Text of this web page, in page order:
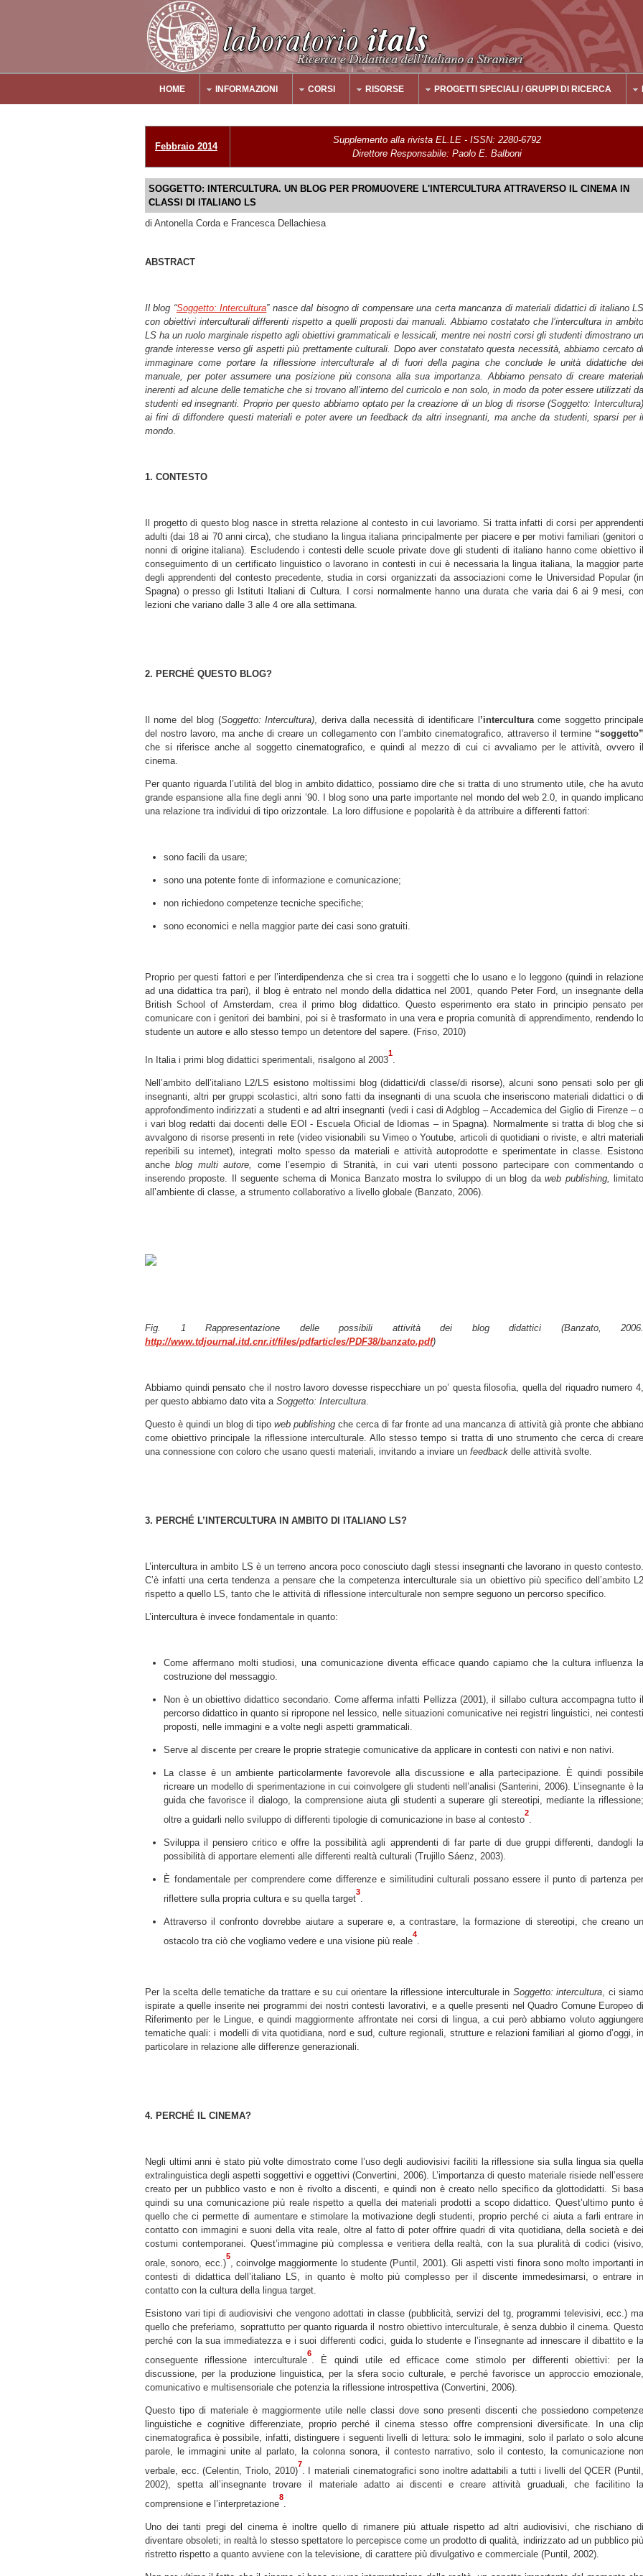
Main Menu
HOME INFORMAZIONI CORSI RISORSE PROGETTI SPECIALI / GRUPPI DI RICERCA
Febbraio 2014
Supplemento alla rivista EL.LE - ISSN: 2280-6792
Direttore Responsabile: Paolo E. Balboni
SOGGETTO: INTERCULTURA. UN BLOG PER PROMUOVERE L'INTERCULTURA ATTRAVERSO IL CINEMA IN
CLASSI DI ITALIANO LS
di Antonella Corda e Francesca Dellachiesa
ABSTRACT
Il blog “Soggetto: Intercultura” nasce dal bisogno di compensare una certa mancanza di materiali didattici di italiano LS
con obiettivi interculturali differenti rispetto a quelli proposti dai manuali. Abbiamo costatato che l’intercultura in ambito
LS ha un ruolo marginale rispetto agli obiettivi grammaticali e lessicali, mentre nei nostri corsi gli studenti dimostrano un
grande interesse verso gli aspetti più prettamente culturali. Dopo aver constatato questa necessità, abbiamo cercato di
immaginare come portare la riflessione interculturale al di fuori della pagina che conclude le unità didattiche del
manuale, per poter assumere una posizione più consona alla sua importanza. Abbiamo pensato di creare materiali
inerenti ad alcune delle tematiche che si trovano all’interno del curricolo e non solo, in modo da poter essere utilizzati da
studenti ed insegnanti. Proprio per questo abbiamo optato per la creazione di un blog di risorse (Soggetto: Intercultura)
ai fini di diffondere questi materiali e poter avere un feedback da altri insegnanti, ma anche da studenti, sparsi per il
mondo.
1. CONTESTO
Il progetto di questo blog nasce in stretta relazione al contesto in cui lavoriamo. Si tratta infatti di corsi per apprendenti
adulti (dai 18 ai 70 anni circa), che studiano la lingua italiana principalmente per piacere e per motivi familiari (genitori o
nonni di origine italiana). Escludendo i contesti delle scuole private dove gli studenti di italiano hanno come obiettivo il
conseguimento di un certificato linguistico o lavorano in contesti in cui è necessaria la lingua italiana, la maggior parte
degli apprendenti del contesto precedente, studia in corsi organizzati da associazioni come le Universidad Popular (in
Spagna) o presso gli Istituti Italiani di Cultura. I corsi normalmente hanno una durata che varia dai 6 ai 9 mesi, con
lezioni che variano dalle 3 alle 4 ore alla settimana.
2. PERCHÉ QUESTO BLOG?
Il nome del blog (Soggetto: Intercultura), deriva dalla necessità di identificare l ’interculturacome soggetto principale
del nostro lavoro, ma anche di creare un collegamento con l’ambito cinematografico, attraverso il termine “soggetto”
che si riferisce anche al soggetto cinematografico, e quindi al mezzo di cui ci avvaliamo per le attività, ovvero il
cinema.
Per quanto riguarda l’utilità del blog in ambito didattico, possiamo dire che si tratta di uno strumento utile, che ha avuto
grande espansione alla fine degli anni ’90. I blog sono una parte importante nel mondo del web 2.0, in quando implicano
una relazione tra individui di tipo orizzontale. La loro diffusione e popolarità è da attribuire a differenti fattori:
sono facili da usare;
sono una potente fonte di informazione e comunicazione;
non richiedono competenze tecniche specifiche;
sono economici e nella maggior parte dei casi sono gratuiti.
Proprio per questi fattori e per l’interdipendenza che si crea tra i soggetti che lo usano e lo leggono (quindi in relazione
ad una didattica tra pari), il blog è entrato nel mondo della didattica nel 2001, quando Peter Ford, un insegnante della
British School of Amsterdam, crea il primo blog didattico. Questo esperimento era stato in principio pensato per
comunicare con i genitori dei bambini, poi si è trasformato in una vera e propria comunità di apprendimento, rendendo lo
studente un autore e allo stesso tempo un detentore del sapere. (Friso, 2010)
In Italia i primi blog didattici sperimentali, risalgono al 2003
1
.
Nell’ambito dell’italiano L2/LS esistono moltissimi blog (didattici/di classe/di risorse), alcuni sono pensati solo per gli
insegnanti, altri per gruppi scolastici, altri sono fatti da insegnanti di una scuola che inseriscono materiali didattici o di
approfondimento indirizzati a studenti e ad altri insegnanti (vedi i casi di Adgblog – Accademica del Giglio di Firenze – o
i vari blog redatti dai docenti delle EOI - Escuela Oficial de Idiomas – in Spagna). Normalmente si tratta di blog che si
avvalgono di risorse presenti in rete (video visionabili su Vimeo o Youtube, articoli di quotidiani o riviste, e altri materiali
reperibili su internet), integrati molto spesso da materiali e attività autoprodotte e sperimentate in classe. Esistono
ancheblog multi autore, come l’esempio di Stranità, in cui vari utenti possono partecipare con commentando o
inserendo proposte. Il seguente schema di Monica Banzato mostra lo sviluppo di un blog daweb publishing,
limitato
all’ambiente di classe, a strumento collaborativo a livello globale (Banzato, 2006).
Fig. 1 Rappresentazione delle possibili attività dei blog didattici (Banzato, 2006.
http://www.tdjournal.itd.cnr.it/files/pdfarticles/PDF38/banzato.pdf)
Abbiamo quindi pensato che il nostro lavoro dovesse rispecchiare un po’ questa filosofia, quella del riquadro numero 4,
per questo abbiamo dato vita a Soggetto: Intercultura.
Questo è quindi un blog di tipo web publishing che cerca di far fronte ad una mancanza di attività già pronte che abbiano
come obiettivo principale la riflessione interculturale. Allo stesso tempo si tratta di uno strumento che cerca di creare
una connessione con coloro che usano questi materiali, invitando a inviare un feedback delle attività svolte.
3. PERCHÉ L’INTERCULTURA IN AMBITO DI ITALIANO LS?
L’intercultura in ambito LS è un terreno ancora poco conosciuto dagli stessi insegnanti che lavorano in questo contesto.
C’è infatti una certa tendenza a pensare che la competenza interculturale sia un obiettivo più specifico dell’ambito L2
rispetto a quello LS, tanto che le attività di riflessione interculturale non sempre seguono un percorso specifico.
L’intercultura è invece fondamentale in quanto:
Come affermano molti studiosi, una comunicazione diventa efficace quando capiamo che la cultura influenza la
costruzione del messaggio.
Non è un obiettivo didattico secondario. Come afferma infatti Pellizza (2001), il sillabo cultura accompagna tutto il
percorso didattico in quanto si ripropone nel lessico, nelle situazioni comunicative nei registri linguistici, nei contesti
proposti, nelle immagini e a volte negli aspetti grammaticali.
Serve al discente per creare le proprie strategie comunicative da applicare in contesti con nativi e non nativi.
La classe è un ambiente particolarmente favorevole alla discussione e alla partecipazione. È quindi possibile
ricreare un modello di sperimentazione in cui coinvolgere gli studenti nell’analisi (Santerini, 2006). L’insegnante è la
guida che favorisce il dialogo, la comprensione aiuta gli studenti a superare gli stereotipi, mediante la riflessione;
oltre a guidarli nello sviluppo di differenti tipologie di comunicazione in base al contesto
2
.
Sviluppa il pensiero critico e offre la possibilità agli apprendenti di far parte di due gruppi differenti, dandogli la
possibilità di apportare elementi alle differenti realtà culturali (Trujillo Sáenz, 2003).
È fondamentale per comprendere come differenze e similitudini culturali possano essere il punto di partenza per
riflettere sulla propria cultura e su quella target
3
.
Attraverso il confronto dovrebbe aiutare a superare e, a contrastare, la formazione di stereotipi, che creano un
ostacolo tra ciò che vogliamo vedere e una visione più reale
4
.
Per la scelta delle tematiche da trattare e su cui orientare la riflessione interculturale in Soggetto: intercultura , ci siamo
ispirate a quelle inserite nei programmi dei nostri contesti lavorativi, e a quelle presenti nel Quadro Comune Europeo di
Riferimento per le Lingue, e quindi maggiormente affrontate nei corsi di lingua, a cui però abbiamo voluto aggiungere
tematiche quali: i modelli di vita quotidiana, nord e sud, culture regionali, strutture e relazioni familiari al giorno d’oggi, in
particolare in relazione alle differenze generazionali.
4. PERCHÉ IL CINEMA?
Negli ultimi anni è stato più volte dimostrato come l’uso degli audiovisivi faciliti la riflessione sia sulla lingua sia quella
extralinguistica degli aspetti soggettivi e oggettivi (Convertini, 2006). L’importanza di questo materiale risiede nell’essere
creato per un pubblico vasto e non è rivolto a discenti, e quindi non è creato nello specifico da glottodidatti. Si basa
quindi su una comunicazione più reale rispetto a quella dei materiali prodotti a scopo didattico. Quest’ultimo punto è
quello che ci permette di aumentare e stimolare la motivazione degli studenti, proprio perché ci aiuta a farli entrare in
contatto con immagini e suoni della vita reale, oltre al fatto di poter offrire quadri di vita quotidiana, della società e dei
costumi contemporanei. Quest’immagine più complessa e veritiera della realtà, con la sua pluralità di codici (visivo,
orale, sonoro, ecc.)
5
, coinvolge maggiormente lo studente (Puntil, 2001). Gli aspetti visti finora sono molto importanti in
contesti di didattica dell’italiano LS, in quanto è molto più complesso per il discente immedesimarsi, o entrare in
contatto con la cultura della lingua target.
Esistono vari tipi di audiovisivi che vengono adottati in classe (pubblicità, servizi del tg, programmi televisivi, ecc.) ma
quello che preferiamo, soprattutto per quanto riguarda il nostro obiettivo interculturale, è senza dubbio il cinema. Questo
perché con la sua immediatezza e i suoi differenti codici, guida lo studente e l’insegnante ad innescare il dibattito e la
conseguente riflessione interculturale
6
. È quindi utile ed efficace come stimolo per differenti obiettivi: per la
discussione, per la produzione linguistica, per la sfera socio culturale, e perché favorisce un approccio emozionale,
comunicativo e multisensoriale che potenzia la riflessione introspettiva (Convertini, 2006).
Questo tipo di materiale è maggiormente utile nelle classi dove sono presenti discenti che possiedono competenze
linguistiche e cognitive differenziate, proprio perché il cinema stesso offre comprensioni diversificate. In una clip
cinematografica è possibile, infatti, distinguere i seguenti livelli di lettura: solo le immagini, solo il parlato o solo alcune
parole, le immagini unite al parlato, la colonna sonora, il contesto narrativo, solo il contesto, la comunicazione non
verbale, ecc. (Celentin, Triolo, 2010)
7
. I materiali cinematografici sono inoltre adattabili a tutti i livelli del QCER (Puntil,
2002), spetta all’insegnante trovare il materiale adatto ai discenti e creare attività gruaduali, che facilitino la
comprensione e l’interpretazione
8
Uno dei tanti pregi del cinema è inoltre quello di rimanere più attuale rispetto ad altri audiovisivi, che rischiano di
diventare obsoleti; in realtà lo stesso spettatore lo percepisce come un prodotto di qualità, indirizzato ad un pubblico più
ristretto rispetto a quanto avviene con la televisione, di carattere più divulgativo e commerciale (Puntil, 2002).